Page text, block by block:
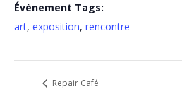
Évènement Tags:
art, exposition, rencontre
Repair Café